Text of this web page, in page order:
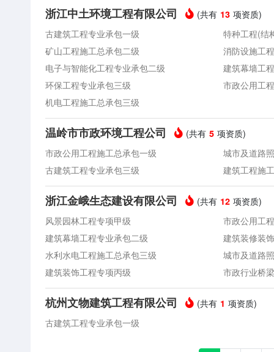
浙江中土环境工程有限公司 (共有 13 项资质)
古建筑工程专业承包一级
特种工程(结
矿山工程施工总承包二级
消防设施工
电子与智能化工程专业承包二级
建筑幕墙工
环保工程专业承包三级
市政公用工
机电工程施工总承包三级
温岭市市政环境工程公司 (共有 5 项资质)
市政公用工程施工总承包一级
城市及道路
古建筑工程专业承包三级
建筑工程施
浙江金峨生态建设有限公司 (共有 12 项资质)
风景园林工程专项甲级
市政公用工
建筑幕墙工程专业承包二级
建筑装修装
水利水电工程施工总承包三级
城市及道路
建筑装饰工程专项丙级
市政行业桥
杭州文物建筑工程有限公司 (共有 1 项资质)
古建筑工程专业承包一级